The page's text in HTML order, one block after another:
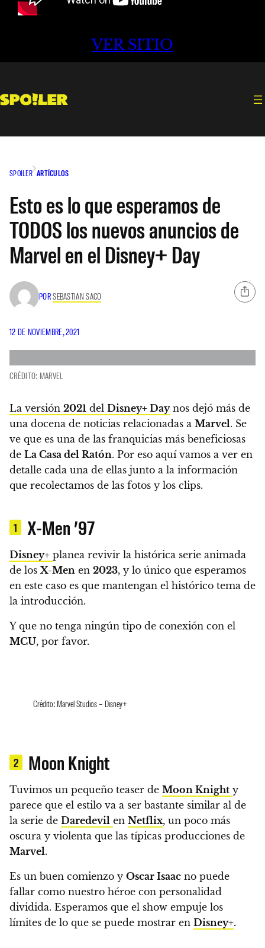
VER SITIO
SPOILER ARTÍCULOS
Esto es lo que esperamos de
TODOS los nuevos anuncios de
Marvel en el Disney+ Day
PORSEBASTIAN SACO
12 DE NOVIEMBRE, 2021
CRÉDITO: MARVEL
La versión 2021 del Disney+ Daynos dejó más de
una docena de noticias relacionadas a Marvel. Se
ve que es una de las franquicias más beneficiosas
de La Casa del Ratón. Por eso aquí vamos a ver en
detalle cada una de ellas junto a la información
que recolectamos de las fotos y los clips.
1 X-Men ’97
Disney+ planea revivir la histórica serie animada
de los X-Men en 2023, y lo único que esperamos
en este caso es que mantengan el histórico tema de
la introducción.
Y que no tenga ningún tipo de conexión con el
MCU, por favor.
Crédito: Marvel Studios – Disney+
2 Moon Knight
Tuvimos un pequeño teaser de Moon Knight y
parece que el estilo va a ser bastante similar al de
la serie de Daredevil en Netflix, un poco más
oscura y violenta que las típicas producciones de
Marvel.
Es un buen comienzo y Oscar Isaac no puede
fallar como nuestro héroe con personalidad
dividida. Esperamos que el show empuje los
límites de lo que se puede mostrar en Disney+.